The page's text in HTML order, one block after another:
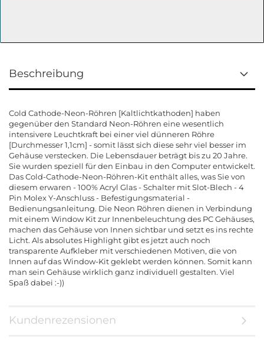
Beschreibung
Cold Cathode-Neon-Röhren [Kaltlichtkathoden] haben
gegenüber den Standard Neon-Röhren eine wesentlich
intensivere Leuchtkraft bei einer viel dünneren Röhre
[Durchmesser 1,1cm] - somit lässt sich diese sehr viel besser im
Gehäuse verstecken. Die Lebensdauer beträgt bis zu 20 Jahre.
Sie wurden speziell für den Einbau in den Computer entwickelt.
Das Cold-Cathode-Neon-Röhren-Kit enthält alles, was Sie von
diesem erwaren - 100% Acryl Glas - Schalter mit Slot-Blech - 4
Pin Molex Y-Anschluss - Befestigungsmaterial -
Bedienungsanleitung. Die Neon Röhren dienen in Verbindung
mit einem Window Kit zur Innenbeleuchtung des PC Gehäuses,
machen das Gehäuse von Innen sichtbar und setzt es ins rechte
Licht. Als absolutes Highlight gibt es jetzt auch noch
transparente Aufkleber mit verschiedenen Motiven, die von
Innen auf das Window-Kit geklebt werden können. Somit kann
man sein Gehäuse wirklich ganz individuell gestalten. Viel
Spaß dabei :-))
Kundenrezensionen